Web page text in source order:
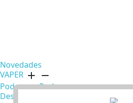
Novedades
VAPER add remove
Pods
Desechables
Pods